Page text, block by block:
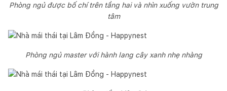
Phòng ngủ được bố chí trên tầng hai và nhìn xuống vườn trung
tâm
Phòng ngủ master với hành lang cây xanh nhẹ nhàng